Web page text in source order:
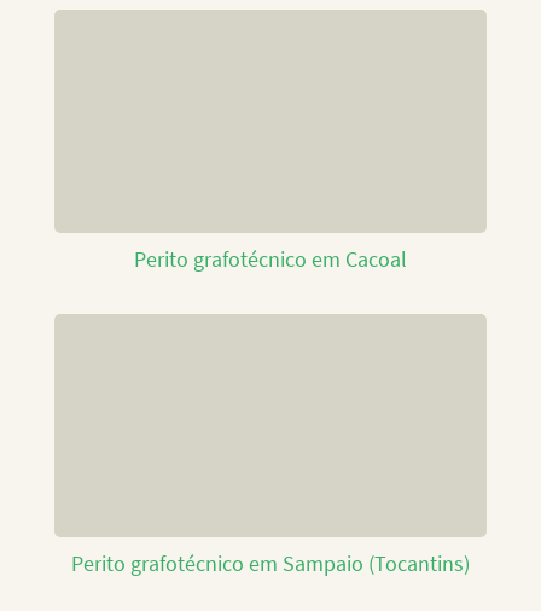
Perito grafotécnico em Cacoal
Perito grafotécnico em Sampaio (Tocantins)